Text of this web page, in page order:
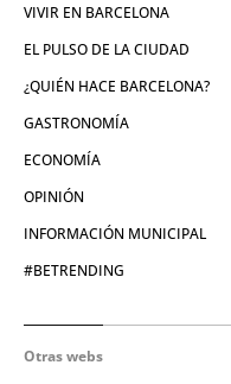
VIVIR EN BARCELONA
EL PULSO DE LA CIUDAD
¿QUIÉN HACE BARCELONA?
GASTRONOMÍA
ECONOMÍA
OPINIÓN
INFORMACIÓN MUNICIPAL
#BETRENDING
Otras webs